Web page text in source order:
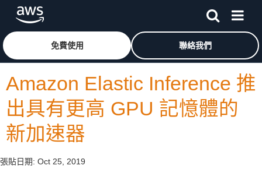
跳至主要內容按一下這裡可返回 Amazon Web Services 首頁
免費使用 聯絡我們
Amazon Elastic Inference 推
出具有更高 GPU 記憶體的
新加速器
張貼日期: Oct 25, 2019